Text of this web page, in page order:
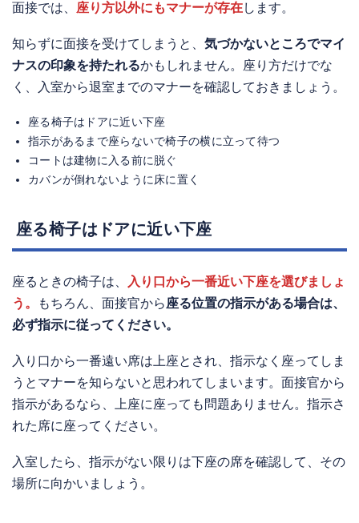
面接では、 座り方以外にもマナーが存在します。
知らずに面接を受けてしまうと、 気づかないところでマイ
ナスの印象を持たれるかもしれません。座り方だけでな
く、入室から退室までのマナーを確認しておきましょう。
座る椅子はドアに近い下座
指示があるまで座らないで椅子の横に立って待つ
コートは建物に入る前に脱ぐ
カバンが倒れないように床に置く
座る椅子はドアに近い下座
座るときの椅子は、
入り口から一番近い下座を選びましょ
う。
もちろん、面接官から座る位置の指示がある場合は、
必ず指示に従ってください。
入り口から一番遠い席は上座とされ、指示なく座ってしま
うとマナーを知らないと思われてしまいます。面接官から
指示があるなら、上座に座っても問題ありません。指示さ
れた席に座ってください。
入室したら、指示がない限りは下座の席を確認して、その
場所に向かいましょう。